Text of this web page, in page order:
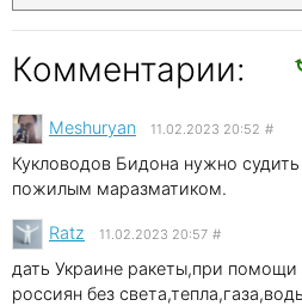
Комментарии:
Meshuryan 11.02.2023 20:52 #
Кукловодов Бидона нужно судить
пожилым маразматиком.
Ratz 11.02.2023 20:57 #
дать Украине ракеты,при
россиян без